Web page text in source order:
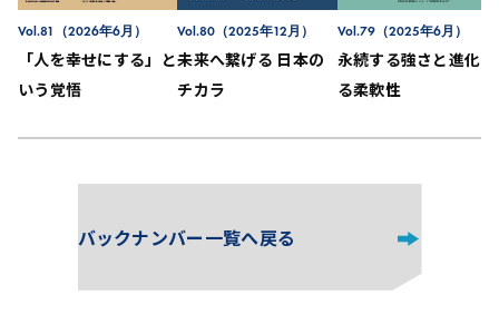
Vol.81（2026年6月）
「人を幸せにする」と
いう覚悟
Vol.80（2025年12月）
未来へ繋げる 日本の
チカラ
Vol.79（2025年6月）
永続する強さと進化す
る柔軟性
バックナンバー一覧へ戻る